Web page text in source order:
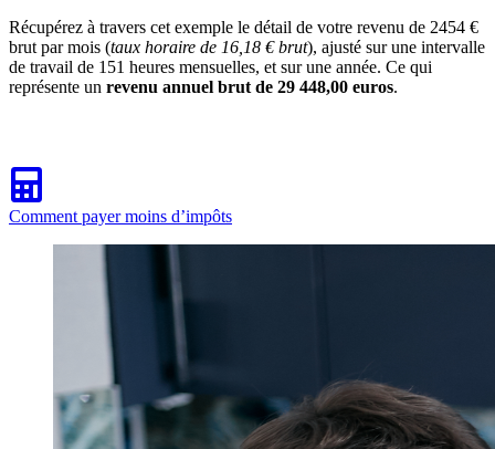
Récupérez à travers cet exemple le détail de votre revenu de 2454 €
brut par mois (taux horaire de 16,18 € brut), ajusté sur une intervalle
de travail de 151 heures mensuelles, et sur une année. Ce qui
représente un revenu annuel brut de 29 448,00 euros.
Comment payer moins d’impôts